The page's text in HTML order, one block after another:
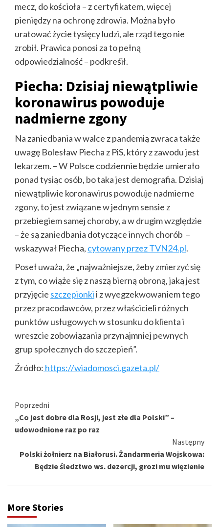
mecz, do kościoła – z certyfikatem, więcej
pieniędzy na ochronę zdrowia. Można było
uratować życie tysięcy ludzi, ale rząd tego nie
zrobił. Prawica ponosi za to pełną
odpowiedzialność – podkreśił.
Piecha: Dzisiaj niewątpliwie
koronawirus powoduje
nadmierne zgony
Na zaniedbania w walce z pandemią zwraca także
uwagę Bolesław Piecha z PiS, który z zawodu jest
lekarzem. – W Polsce codziennie będzie umierało
ponad tysiąc osób, bo taka jest demografia. Dzisiaj
niewątpliwie koronawirus powoduje nadmierne
zgony, to jest związane w jednym sensie z
przebiegiem samej choroby, a w drugim względzie
– że są zaniedbania dotyczące innych chorób –
wskazywał Piecha, cytowany przez TVN24.pl.
Poseł uważa, że „najważniejsze, żeby zmierzyć się
z tym, co wiąże się z naszą bierną obroną, jaką jest
przyjęcie szczepionkii z wyegzekwowaniem tego
przez pracodawców, przez właścicieli różnych
punktów usługowych w stosunku do klienta i
wreszcie zobowiązania przynajmniej pewnych
grup społecznych do szczepień”.
Źródło: https://wiadomosci.gazeta.pl/
Kontynuuj
czytanie
Poprzedni
„Co jest dobre dla Rosji, jest złe dla Polski” –
udowodnione raz po raz
Następny
Polski żołnierz na Białorusi. Żandarmeria Wojskowa:
Będzie śledztwo ws. dezercji, grozi mu więzienie
More Stories